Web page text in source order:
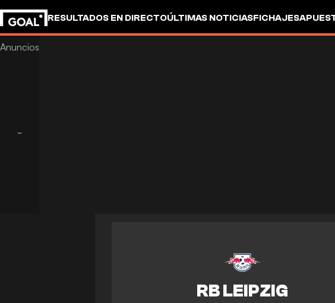
RESULTADOS EN DIRECTOÚLTIMAS NOTICIASFICHAJES